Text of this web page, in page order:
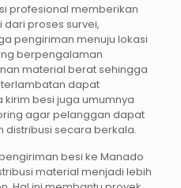
profesional memberikan
proses survei,
pengiriman menuju lokasi
berpengalaman
material berat sehingga
dapat
kirim besi juga umumnya
agar pelanggan dapat
secara berkala.
besi ke Manado
material menjadi lebih